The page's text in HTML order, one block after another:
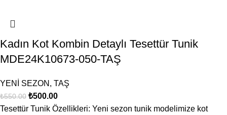
Kadın Kot Kombin Detaylı Tesettür Tunik
MDE24K10673-050-TAŞ
YENİ SEZON , TAŞ
₺550.00 ₺500.00
Tesettür Tunik Özellikleri: Yeni sezon tunik modelimize kot